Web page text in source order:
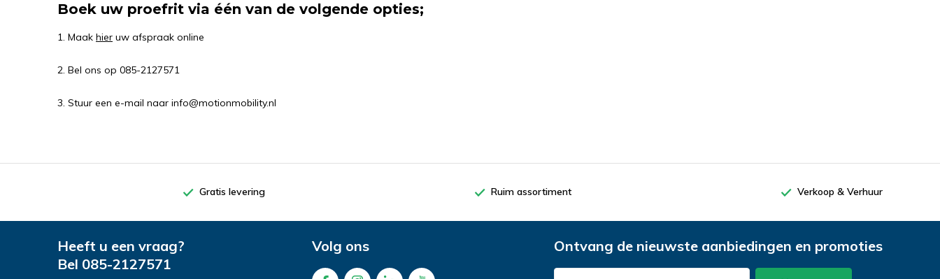
Boek uw proefrit via één van de volgende opties;
1. Maak hier uw afspraak online
2. Bel ons op 085-2127571
3. Stuur een e-mail naar info@motionmobility.nl
Gratis levering Ruim assortiment Verkoop & Verhuur
Heeft u een vraag?
Bel 085-2127571
Volg ons Ontvang de nieuwste aanbiedingen en promoties